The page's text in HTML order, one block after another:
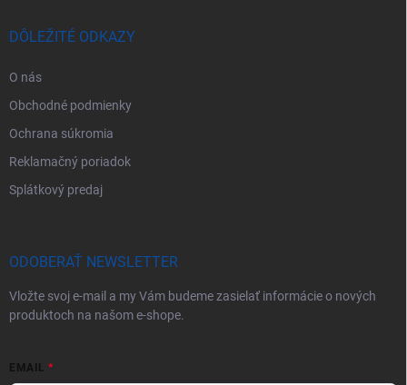
DÔLEŽITÉ ODKAZY
O nás
Obchodné podmienky
Ochrana súkromia
Reklamačný poriadok
Splátkový predaj
ODOBERAŤ NEWSLETTER
Vložte svoj e-mail a my Vám budeme zasielať informácie o nových
produktoch na našom e-shope.
EMAIL